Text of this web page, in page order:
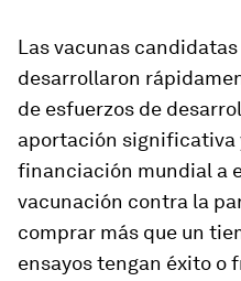
Las vacunas candidatas
desarrollaron
de esfuerzos de
aportación significativa
financiación mundial a
vacunación contra la
comprar más que un
ensayos tengan éxito o